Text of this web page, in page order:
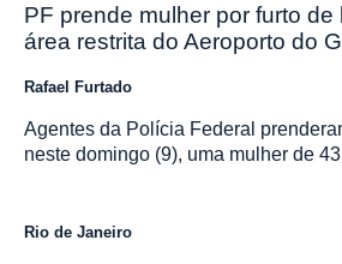
PF prende mulher por furto
área restrita do Aeroporto do
Rafael Furtado
Agentes da Polícia Federal
neste domingo (9), uma mulher de
Rio de Janeiro